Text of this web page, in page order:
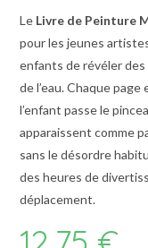
Le Livre de Peinture
pour les jeunes
enfants de révéler
de l’eau. Chaque
l’enfant passe le
apparaissent comme
sans le désordre
des heures de
déplacement.